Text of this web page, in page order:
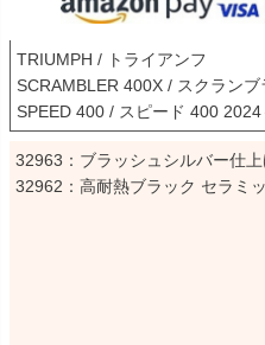
TRIUMPH / トライアンフ
SCRAMBLER 400X / スクラン
SPEED 400 / スピード 400 2024
32963：ブラッシュシルバー仕